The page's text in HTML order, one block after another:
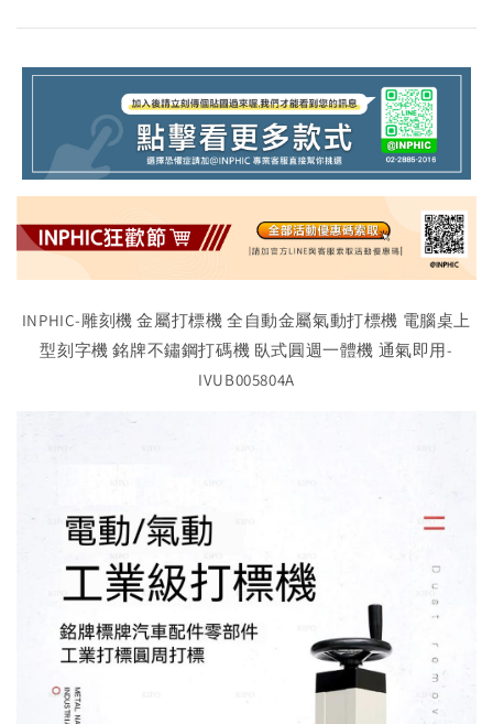
INPHIC-雕刻機 金屬打標機 全自動金屬氣動打標機 電腦桌上
型刻字機 銘牌不鏽鋼打碼機 臥式圓週一體機 通氣即用-
IVUB005804A